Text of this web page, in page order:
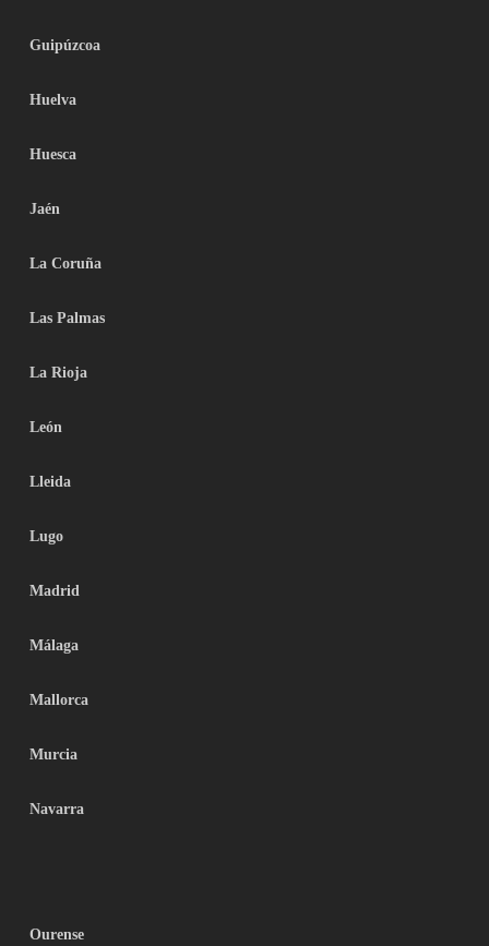
Guipúzcoa
Huelva
Huesca
Jaén
La Coruña
Las Palmas
La Rioja
León
Lleida
Lugo
Madrid
Málaga
Mallorca
Murcia
Navarra
Ourense